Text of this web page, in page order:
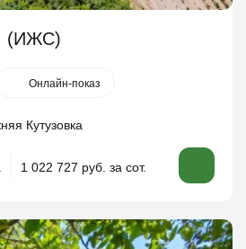
(ИЖС)
Онлайн-показ
Кутузовка
1 022 727 руб. за сот.